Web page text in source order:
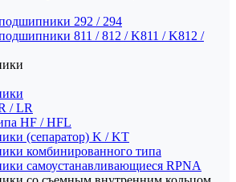
292 / 294
811 / 812 / K811 / K812 /
/ LR
HF / HFL
(сепаратор) K / KT
комбинированного типа
самоустанавливающиеся RPNA